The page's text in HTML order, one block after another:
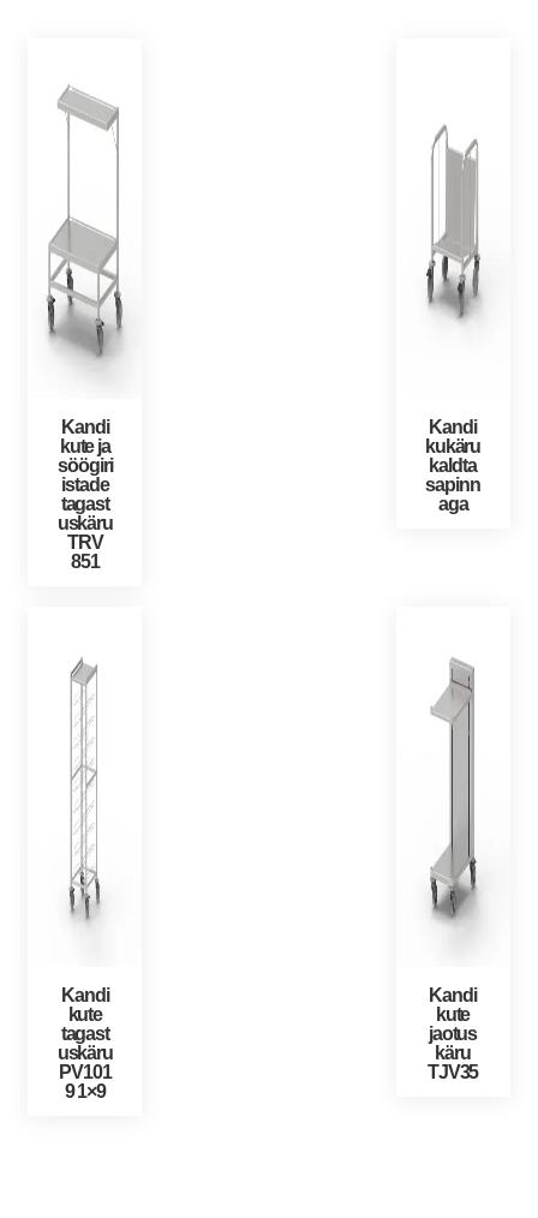
Kandi
kute ja
söögiri
istade
tagast
uskäru
TRV
851
Kandi
kukäru
kaldta
sapinn
aga
Kandi
kute
tagast
uskäru
PV101
9 1×9
Kandi
kute
jaotus
käru
TJV35